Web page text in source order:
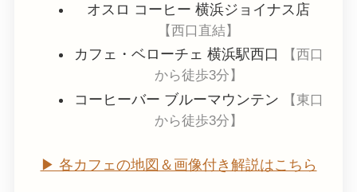
オスロ コーヒー 横浜ジョイナス店
【西口直結】
カフェ・ベローチェ 横浜駅西口
【西口
から徒歩3分】
コーヒーバー ブルーマウンテン
【東口
から徒歩3分】
▶︎ 各カフェの地図＆画像付き解説はこちら